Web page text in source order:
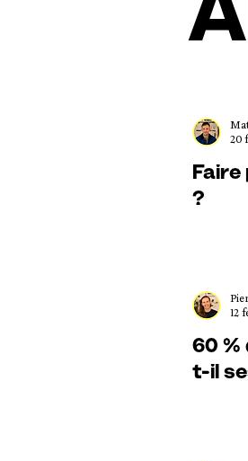
?
20
60
t-il
12